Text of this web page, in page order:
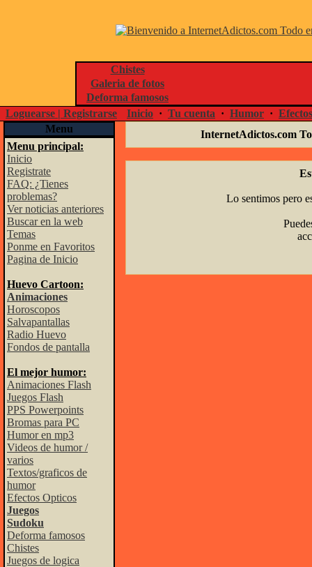
Chistes
Galeria de fotos
Deforma famosos
Loguearse | Registrarse
Inicio · Tu cuenta · Humor ·
Menu
Menu principal:
Inicio
Registrate
FAQ: ¿Tienes
problemas?
Ver noticias anteriores
Buscar en la web
Temas
Ponme en Favoritos
Pagina de Inicio
Huevo Cartoon:
Animaciones
Horoscopos
Salvapantallas
Radio Huevo
Fondos de pantalla
El mejor humor:
Animaciones Flash
Juegos Flash
PPS Powerpoints
Bromas para PC
Humor en mp3
Videos de humor /
varios
Textos/graficos de
humor
Efectos Opticos
Juegos
Sudoku
Deforma famosos
Chistes
Juegos de logica
InternetAdictos.com
Lo sentimos pero